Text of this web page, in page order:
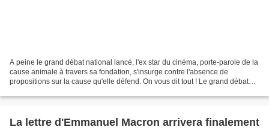
A peine le grand débat national lancé, l'ex star du cinéma, porte-parole de la
cause animale à travers sa fondation, s'insurge contre l'absence de
propositions sur la cause qu'elle défend. On vous dit tout ! Le grand débat
La lettre d'Emmanuel Macron arrivera finalement